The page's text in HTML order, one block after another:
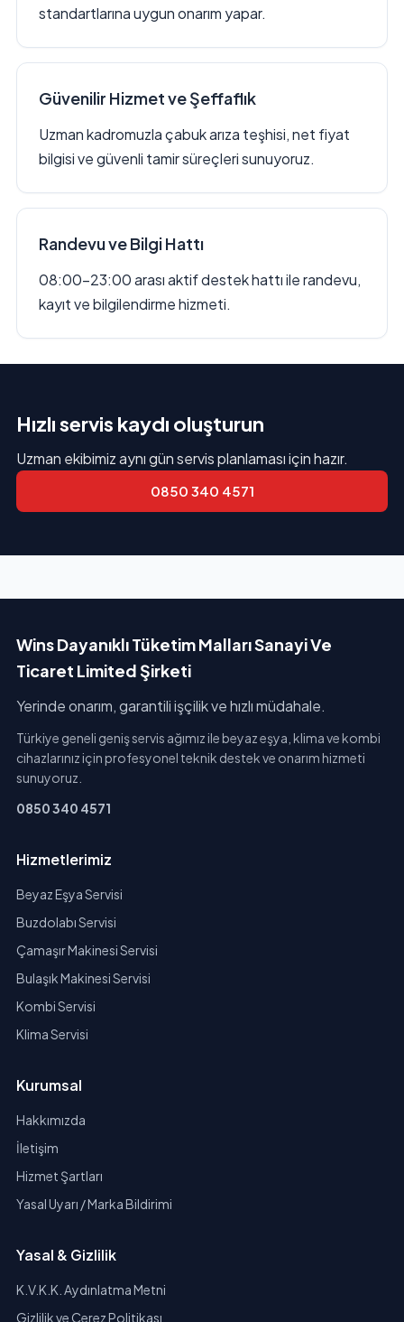
standartlarına uygun onarım yapar.
Güvenilir Hizmet ve Şeffaflık
Uzman kadromuzla çabuk arıza teşhisi, net fiyat
bilgisi ve güvenli tamir süreçleri sunuyoruz.
Randevu ve Bilgi Hattı
08:00–23:00 arası aktif destek hattı ile randevu,
kayıt ve bilgilendirme hizmeti.
Hızlı servis kaydı oluşturun
Uzman ekibimiz aynı gün servis planlaması için hazır.
0850 340 4571
Wins Dayanıklı Tüketim Malları Sanayi Ve
Ticaret Limited Şirketi
Yerinde onarım, garantili işçilik ve hızlı müdahale.
Türkiye geneli geniş servis ağımız ile beyaz eşya, klima ve kombi
cihazlarınız için profesyonel teknik destek ve onarım hizmeti
sunuyoruz.
0850 340 4571
Hizmetlerimiz
Beyaz Eşya Servisi
Buzdolabı Servisi
Çamaşır Makinesi Servisi
Bulaşık Makinesi Servisi
Kombi Servisi
Klima Servisi
Kurumsal
Hakkımızda
İletişim
Hizmet Şartları
Yasal Uyarı / Marka Bildirimi
Yasal & Gizlilik
K.V.K.K. Aydınlatma Metni
Gizlilik ve Çerez Politikası